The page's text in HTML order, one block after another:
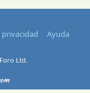
privacidad
Ayuda
Ltd.